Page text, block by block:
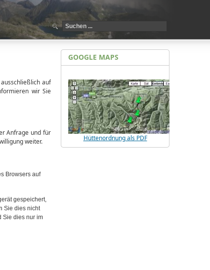
auf
wir Sie
Anfrage und für
weiter.
Browsers auf
gespeichert,
Sie dies nicht
Sie dies nur im
GOOGLE MAPS
Hüttenordnung als PDF